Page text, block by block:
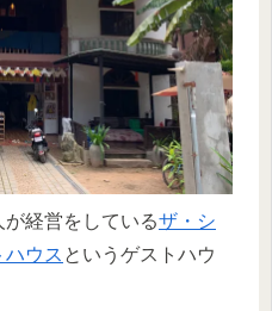
経営をしているザ・シ
ハウス というゲストハウ